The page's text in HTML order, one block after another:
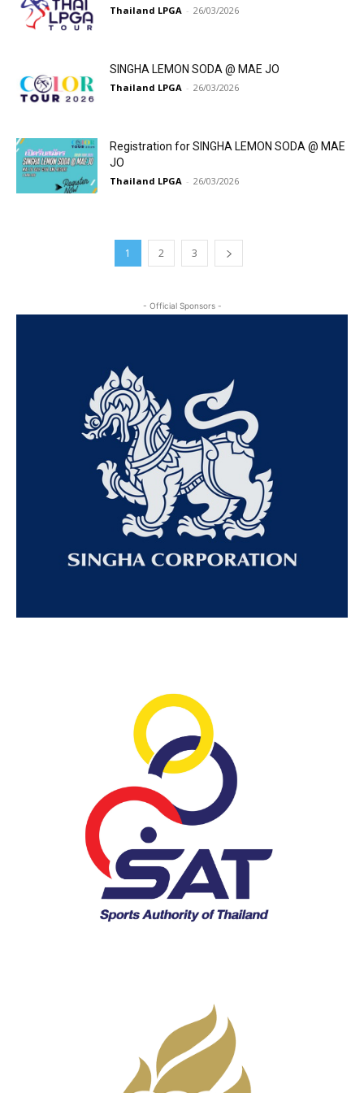
Thailand LPGA - 26/03/2026
SINGHA LEMON SODA @ MAE JO
Thailand LPGA - 26/03/2026
Registration for SINGHA LEMON SODA @ MAE
JO
Thailand LPGA - 26/03/2026
1 2 3
- Official Sponsors -